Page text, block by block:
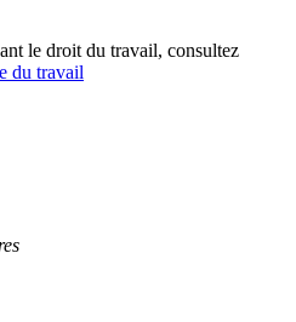
le droit du travail, consultez
du travail